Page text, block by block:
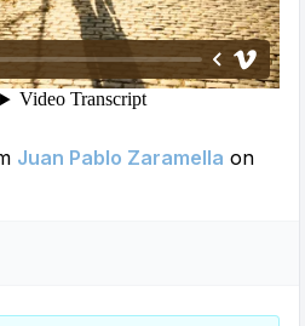
Juan Pablo Zaramella on